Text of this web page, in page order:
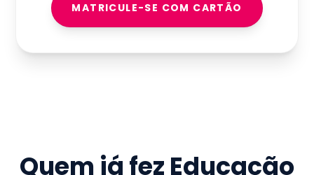
MATRICULE-SE COM CARTÃO
Quem já fez Educação